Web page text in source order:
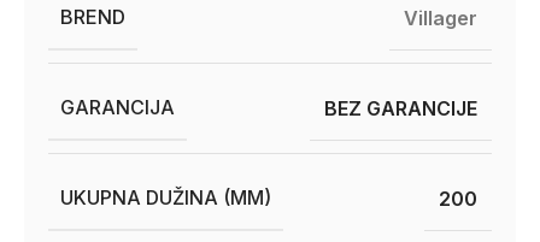
BREND Villager
GARANCIJA BEZ GARANCIJE
UKUPNA DUŽINA (MM) 200